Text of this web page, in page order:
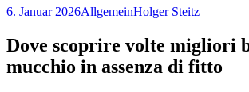
6. Januar 2026AllgemeinHolger Steitz
Dove scoprire volte migliori
mucchio in assenza di fitto